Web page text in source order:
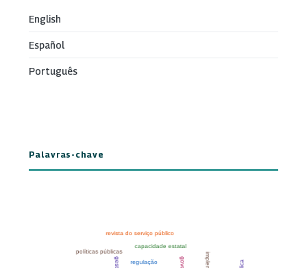
English
Español
Português
Palavras-chave